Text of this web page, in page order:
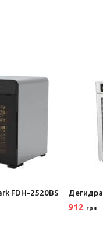
FDH-2520BS
912 грн